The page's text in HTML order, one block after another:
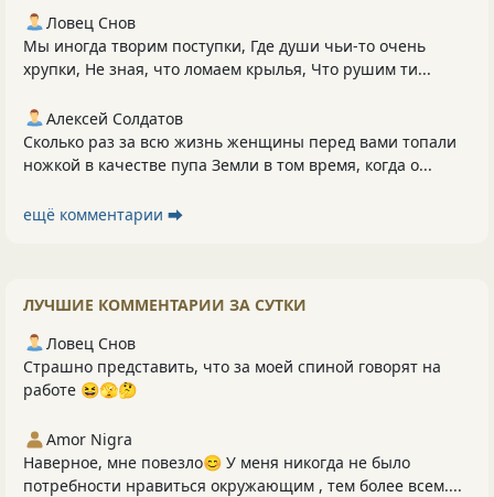
Ловец Снов
Мы иногда творим поступки, Где души чьи-то очень
хрупки, Не зная, что ломаем крылья, Что рушим ти...
Алексей Солдатов
Сколько раз за всю жизнь женщины перед вами топали
ножкой в качестве пупа Земли в том время, когда о...
ещё комментарии ⮕
ЛУЧШИЕ КОММЕНТАРИИ ЗА СУТКИ
Ловец Снов
Страшно представить, что за моей спиной говорят на
работе 😆🫣🤔
Amor Nigra
Наверное, мне повезло😊 У меня никогда не было
потребности нравиться окружающим , тем более всем....